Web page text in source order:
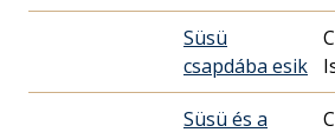
Süsü
csapdába esik
Süsü és a